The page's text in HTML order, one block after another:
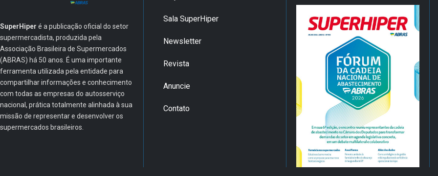
SuperHiper é a publicação oficial do setor
supermercadista, produzida pela
Associação Brasileira de Supermercados
(ABRAS) há 50 anos. É uma importante
ferramenta utilizada pela entidade para
compartilhar informações e conhecimento
com todas as empresas do autosserviço
nacional, prática totalmente alinhada à sua
missão de representar e desenvolver os
supermercados brasileiros.
Sala SuperHiper
Newsletter
Revista
Anuncie
Contato